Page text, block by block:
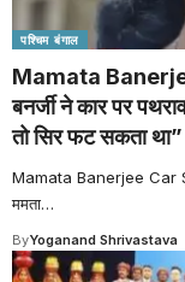
पश्चिम बंगाल
Mamata
बनर्जी ने कार पर
तो सिर फट सकता था”
Mamata Banerjee Car
ममता…
ByYoganand Shrivastava